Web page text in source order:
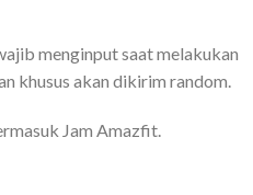
menginput saat melakukan
khusus akan dikirim random.
Jam Amazfit.